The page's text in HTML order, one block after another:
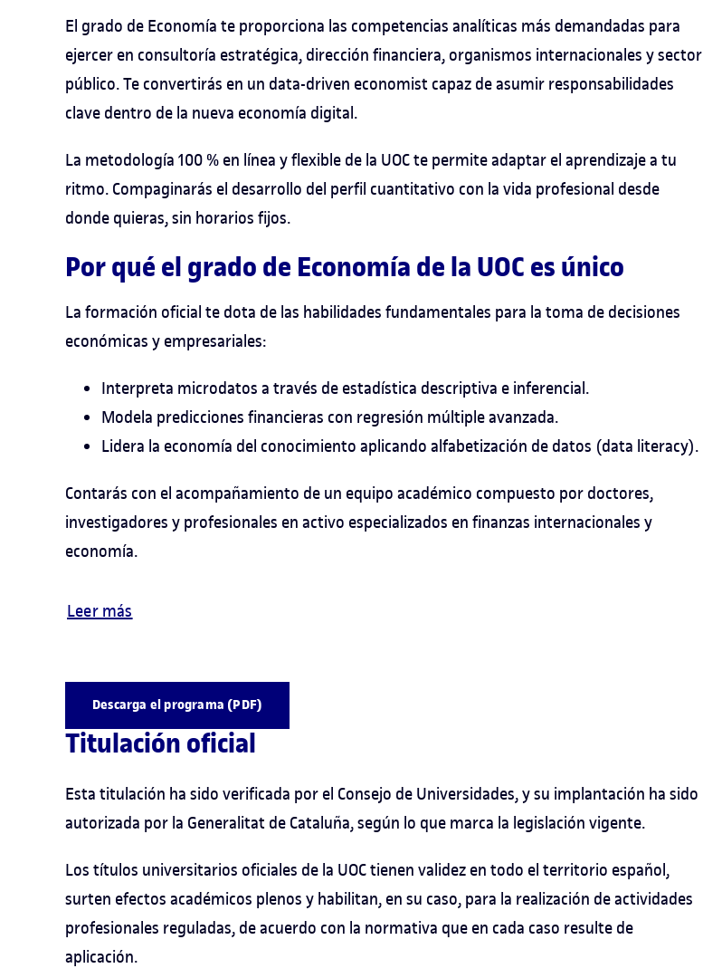
El grado de Economía te proporciona las competencias analíticas más demandadas para
ejercer en consultoría estratégica, dirección financiera, organismos internacionales y sector
público. Te convertirás en un data-driven economist capaz de asumir responsabilidades
clave dentro de la nueva economía digital.
La metodología 100 % en línea y flexible de la UOC te permite adaptar el aprendizaje a tu
ritmo. Compaginarás el desarrollo del perfil cuantitativo con la vida profesional desde
donde quieras, sin horarios fijos.
Por qué el grado de Economía de la UOC es único
La formación oficial te dota de las habilidades fundamentales para la toma de decisiones
económicas y empresariales:
Interpreta microdatos a través de estadística descriptiva e inferencial.
Modela predicciones financieras con regresión múltiple avanzada.
Lidera la economía del conocimiento aplicando alfabetización de datos (data literacy).
Contarás con el acompañamiento de un equipo académico compuesto por doctores,
investigadores y profesionales en activo especializados en finanzas internacionales y
economía.
Leer más
Descarga el programa (PDF)
Titulación oficial
Esta titulación ha sido verificada por el Consejo de Universidades, y su implantación ha sido
autorizada por la Generalitat de Cataluña, según lo que marca la legislación vigente.
Los títulos universitarios oficiales de la UOC tienen validez en todo el territorio español,
surten efectos académicos plenos y habilitan, en su caso, para la realización de actividades
profesionales reguladas, de acuerdo con la normativa que en cada caso resulte de
aplicación.